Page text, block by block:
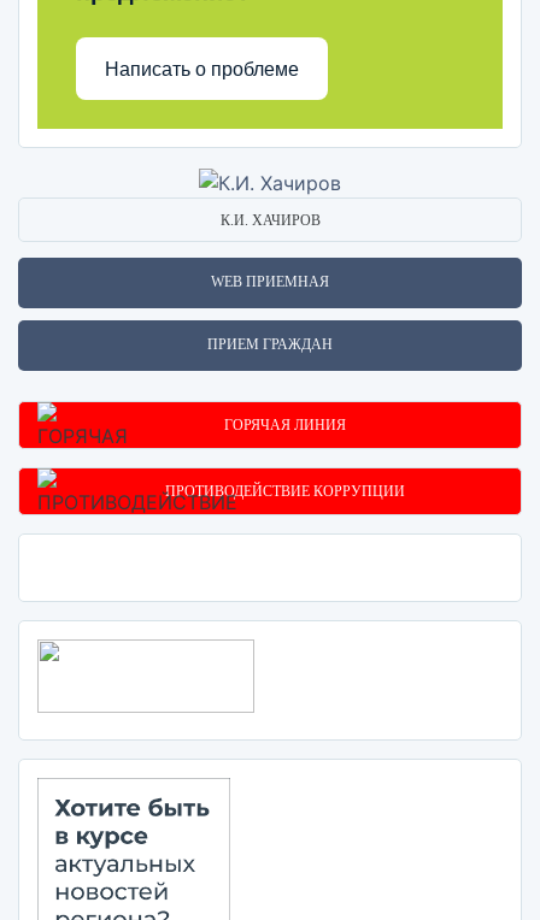
Написать о проблеме
К.И. ХАЧИРОВ
WEB ПРИЕМНАЯ
ПРИЕМ ГРАЖДАН
ГОРЯЧАЯ ЛИНИЯ
ПРОТИВОДЕЙСТВИЕ КОРРУПЦИИ